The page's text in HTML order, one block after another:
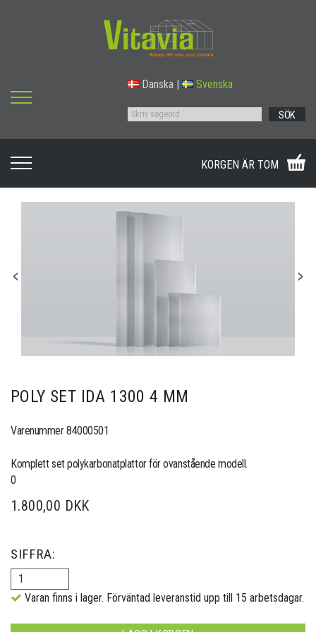
Danska Svenska
SÖK
KORGEN ÄR TOM
POLY SET IDA 1300 4 MM
Varenummer 84000501
Komplett set polykarbonatplattor för ovanstående modell.
0
1.800,00 DKK
SIFFRA:
Varan finns i lager. Förväntad leveranstid upp till 15 arbetsdagar.